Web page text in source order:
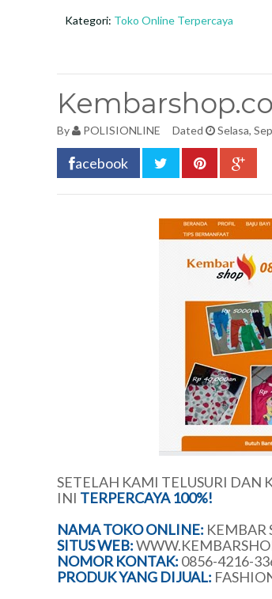
Kategori: Toko Online Terpercaya
By POLISIONLINE Dated Selasa,
acebook
SETELAH KAMI TELUSURI DAN
INI TERPERCAYA 100%!
NAMA TOKO ONLINE: KEMBAR
SITUS WEB:
NOMOR KONTAK: 0856-4216-
PRODUK YANG DIJUAL: